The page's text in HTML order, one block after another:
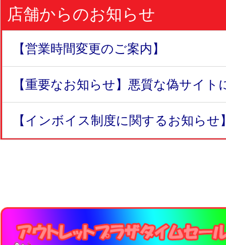
店舗からのお知らせ
【営業時間変更のご案内】
【重要なお知らせ】悪質な偽サイト
【インボイス制度に関するお知らせ